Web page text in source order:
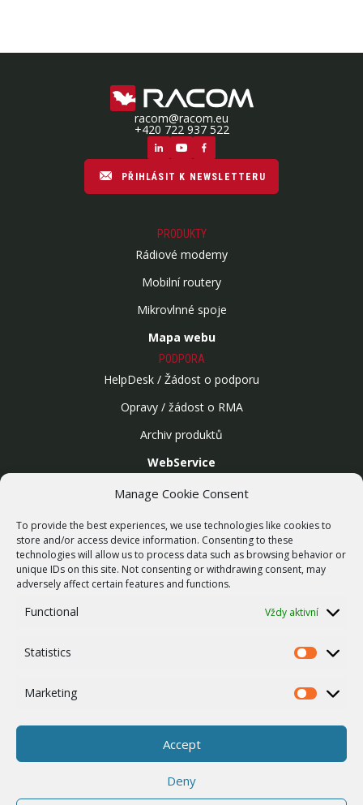
Manage Cookie Consent
To provide the best experiences, we use technologies like cookies to
store and/or access device information. Consenting to these
technologies will allow us to process data such as browsing behavior or
unique IDs on this site. Not consenting or withdrawing consent, may
adversely affect certain features and functions.
Functional Vždy aktivní
Statistics Statistics
Marketing Marketing
Accept
Deny
racom@racom.eu
+420 722 937 522
PŘIHLÁSIT K NEWSLETTERU
PRODUKTY
Rádiové modemy
Mobilní routery
Mikrovlnné spoje
Mapa webu
PODPORA
HelpDesk / Žádost o podporu
Opravy / žádost o RMA
Archiv produktů
WebService
Bezdrátové sítě
Zakázková výroba
Report zranitelnosti
O NÁS
Ostatní
Whistleblowing